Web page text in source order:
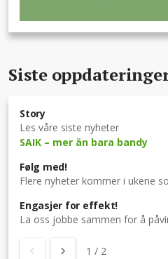
Siste
Story
Les våre siste nyheter
SAIK – mer än bara bandy
Følg med!
Flere nyheter kommer i ukene
Engasjer for effekt!
La oss jobbe sammen for å
1 / 2